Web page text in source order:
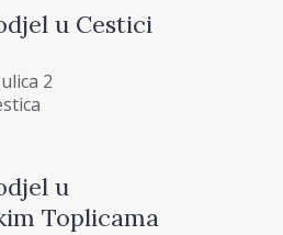
u Cestici
2
u
Toplicama